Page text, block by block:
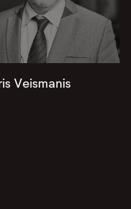
Veismanis